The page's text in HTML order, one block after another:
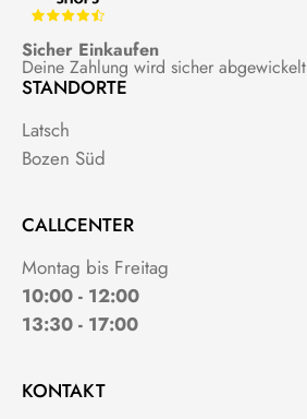
Sicher Einkaufen
Deine Zahlung wird sicher abgewickelt
STANDORTE
Latsch
Bozen Süd
CALLCENTER
Montag bis Freitag
10:00 - 12:00
13:30 - 17:00
KONTAKT